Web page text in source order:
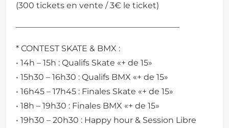
(300 tickets en vente / 3€ le ticket)
————————————————————
* CONTEST SKATE & BMX :
• 14h – 15h : Qualifs Skate «+ de 15»
• 15h30 – 16h30 : Qualifs BMX «+ de 15»
• 16h45 – 17h45 : Finales Skate «+ de 15»
• 18h – 19h30 : Finales BMX «+ de 15»
• 19h30 – 20h30 : Happy hour & Session Libre